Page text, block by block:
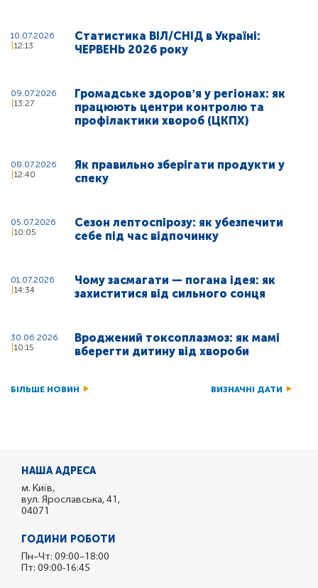
10.07.2026
12:13
Статистика ВІЛ/СНІД в Україні:
ЧЕРВЕНЬ 2026 року
09.07.2026
13:27
Громадське здоровʼя у регіонах: як
працюють центри контролю та
профілактики хвороб (ЦКПХ)
08.07.2026
12:40
Як правильно зберігати продукти у
спеку
05.07.2026
10:05
Сезон лептоспірозу: як убезпечити
себе під час відпочинку
01.07.2026
14:34
Чому засмагати — погана ідея: як
захиститися від сильного сонця
30.06.2026
10:15
Вроджений токсоплазмоз: як мамі
вберегти дитину від хвороби
БІЛЬШЕ НОВИН ВИЗНАЧНІ ДАТИ
НАША АДРЕСА
м. Київ,
вул. Ярославська, 41,
04071
ГОДИНИ РОБОТИ
Пн–Чт: 09:00–18:00
Пт: 09:00-16:45